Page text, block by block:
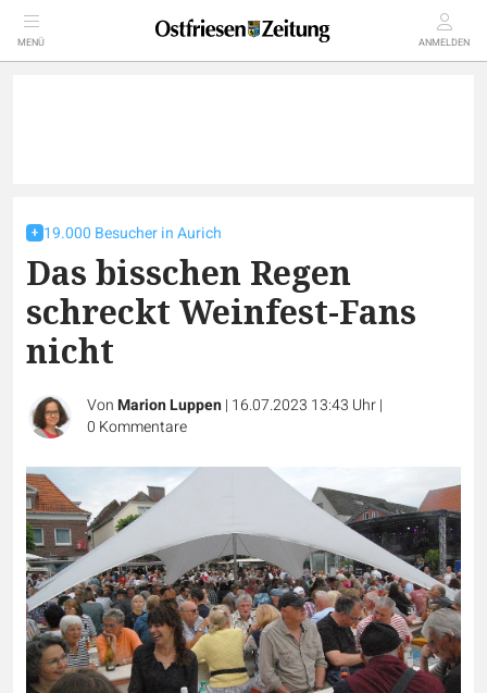
MENÜ ANMELDEN
19.000 Besucher in Aurich
Das bisschen Regen
schreckt Weinfest-Fans
nicht
VonMarion Luppen| 16.07.2023 13:43 Uhr|
0 Kommentare